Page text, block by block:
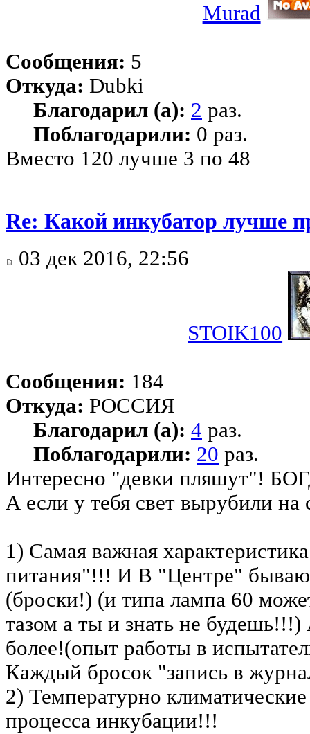
Murad
Сообщения: 5
Откуда: Dubki
Благодарил (а): 2 раз.
Поблагодарили: 0 раз.
Вместо 120 лучше 3 по 48
Re: Какой инкубатор лучше
03 дек 2016, 22:56
STOIK100
Сообщения: 184
Откуда: РОССИЯ
Благодарил (а): 4 раз.
Поблагодарили: 20 раз.
Интересно "девки пляшут"!
А если у тебя свет вырубили на
1) Самая важная
питания"!!! И В "Центре"
(броски!) (и типа лампа 60
тазом а ты и знать не
более!(опыт работы в
Каждый бросок "запись в
2) Температурно
процесса инкубации!!!